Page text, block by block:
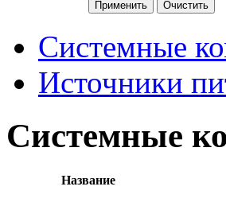
Системные
Источники
Системные
Название